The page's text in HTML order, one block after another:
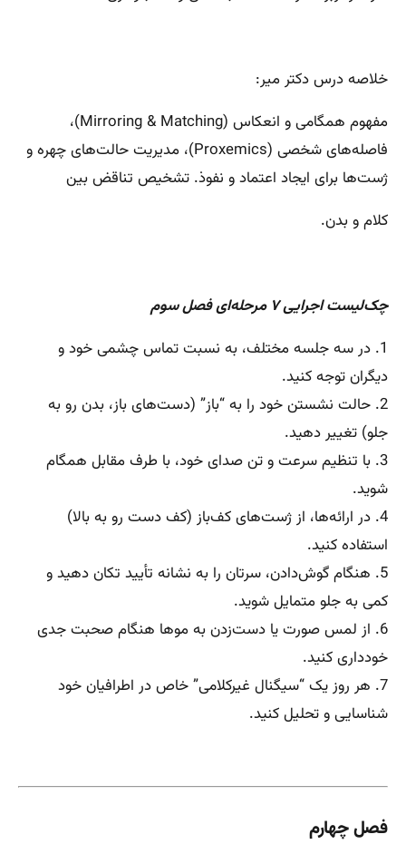
خلاصه درس دکتر میر:
مفهوم همگامی و انعکاس (Mirroring & Matching)،
فاصله‌های شخصی (Proxemics)، مدیریت حالت‌های چهره و
ژست‌ها برای ایجاد اعتماد و نفوذ. تشخیص تناقض بین
کلام و بدن.
چک‌لیست اجرایی ۷ مرحله‌ای فصل سوم
1. در سه جلسه مختلف، به نسبت تماس چشمی خود و
دیگران توجه کنید.
2. حالت نشستن خود را به “باز” (دست‌های باز، بدن رو به
جلو) تغییر دهید.
3. با تنظیم سرعت و تن صدای خود، با طرف مقابل همگام
شوید.
4. در ارائه‌ها، از ژست‌های کف‌باز (کف دست رو به بالا)
استفاده کنید.
5. هنگام گوش‌دادن، سرتان را به نشانه تأیید تکان دهید و
کمی به جلو متمایل شوید.
6. از لمس صورت یا دست‌زدن به موها هنگام صحبت جدی
خودداری کنید.
7. هر روز یک “سیگنال غیرکلامی” خاص در اطرافیان خود
شناسایی و تحلیل کنید.
فصل چهارم